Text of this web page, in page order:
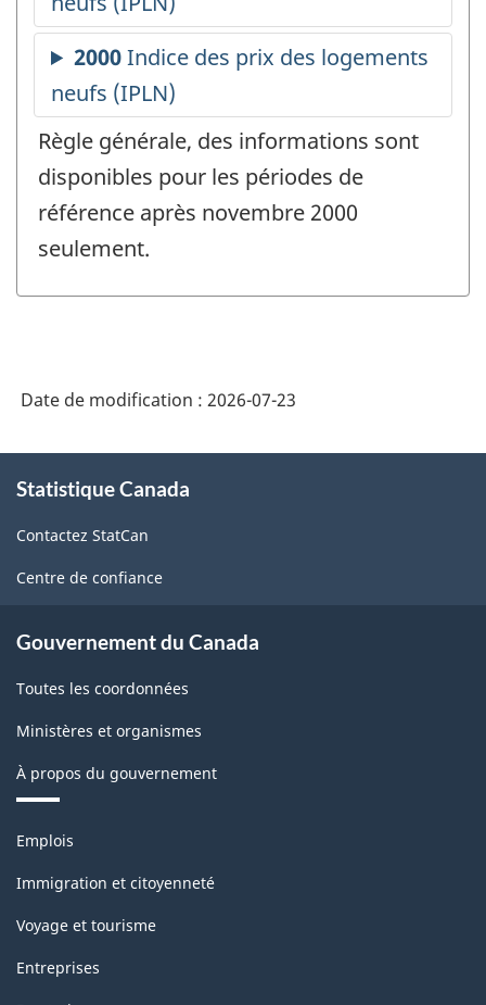
Règle générale, des informations sont
disponibles pour les périodes de
référence après novembre 2000
seulement.
Date de modification : 2026-07-23
propos
ce
site
Statistique Canada
Contactez StatCan
Centre de confiance
Gouvernement du Canada
Toutes les coordonnées
Ministères et organismes
À propos du gouvernement
Thèmes
sujets
Emplois
Immigration et citoyenneté
Voyage et tourisme
Entreprises